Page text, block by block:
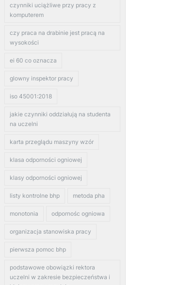
czynniki uciążliwe przy pracy z
komputerem
czy praca na drabinie jest pracą na
wysokości
ei 60 co oznacza
glowny inspektor pracy
iso 45001:2018
jakie czynniki oddziałują na studenta
na uczelni
karta przeglądu maszyny wzór
klasa odporności ogniowej
klasy odporności ogniowej
listy kontrolne bhp metoda pha
monotonia odpornośc ogniowa
organizacja stanowiska pracy
pierwsza pomoc bhp
podstawowe obowiązki rektora
uczelni w zakresie bezpieczeństwa i